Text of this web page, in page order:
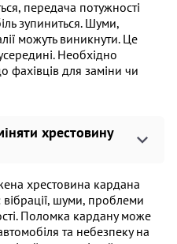
передача потужності
зупиниться. Шуми,
можуть виникнути. Це
Необхідно
фахівців для заміни чи
хрестовину
хрестовина кардана
шуми, проблеми
Поломка кардану може
та небезпеку на